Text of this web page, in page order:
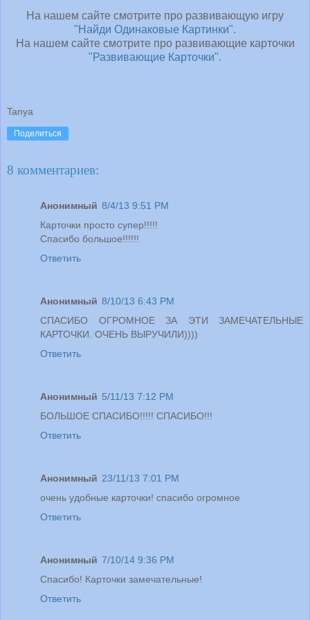
На нашем сайте смотрите про развивающую игру
"Найди Одинаковые Картинки".
На нашем сайте смотрите про развивающие карточки
"Развивающие Карточки".
Tanya
Поделиться
8 комментариев:
Анонимный 8/4/13 9:51 PM
Карточки просто супер!!!!!
Спасибо большое!!!!!!
Ответить
Анонимный 8/10/13 6:43 PM
СПАСИБО ОГРОМНОЕ ЗА ЭТИ ЗАМЕЧАТЕЛЬНЫЕ
КАРТОЧКИ. ОЧЕНЬ ВЫРУЧИЛИ))))
Ответить
Анонимный 5/11/13 7:12 PM
БОЛЬШОЕ СПАСИБО!!!!! СПАСИБО!!!
Ответить
Анонимный 23/11/13 7:01 PM
очень удобные карточки! спасибо огромное
Ответить
Анонимный 7/10/14 9:36 PM
Спасибо! Карточки замечательные!
Ответить